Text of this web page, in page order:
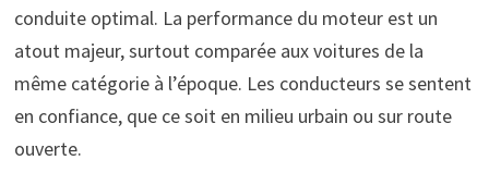
conduite optimal. La performance du moteur est un
atout majeur, surtout comparée aux voitures de la
même catégorie à l’époque. Les conducteurs se sentent
en confiance, que ce soit en milieu urbain ou sur route
ouverte.